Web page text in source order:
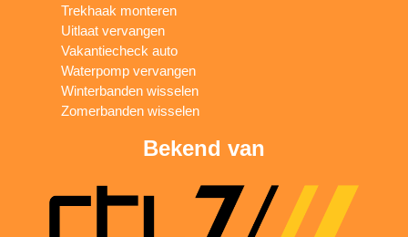
Trekhaak monteren
Uitlaat vervangen
Vakantiecheck auto
Waterpomp vervangen
Winterbanden wisselen
Zomerbanden wisselen
Bekend van